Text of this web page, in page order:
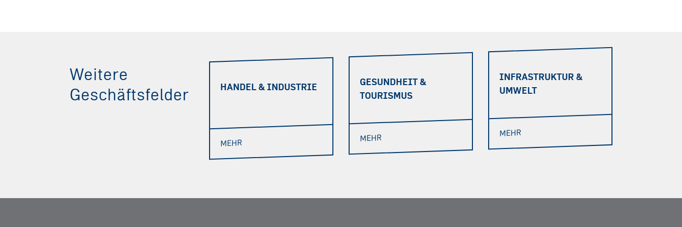
Weitere
Geschäftsfelder
HANDEL & INDUSTRIE
MEHR
GESUNDHEIT &
TOURISMUS
MEHR
INFRASTRUKTUR &
UMWELT
MEHR